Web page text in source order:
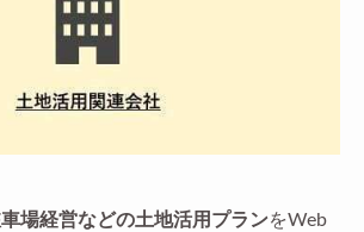
場経営などの土地活用プランをWeb